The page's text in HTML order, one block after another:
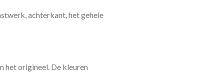
achterkant, het gehele
het origineel. De kleuren